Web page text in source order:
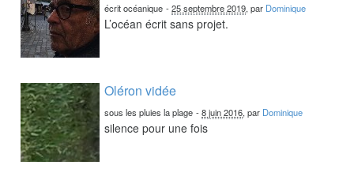
écrit océanique -25 septembre 2019, par Dominique
L’océan écrit sans projet.
Oléron vidée
sous les pluies la plage -8 juin 2016, par Dominique
silence pour une fois